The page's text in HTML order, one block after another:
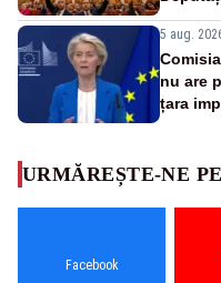
5 aug.
nu are
țara
URMĂREȘTE-NE PE
Facebook